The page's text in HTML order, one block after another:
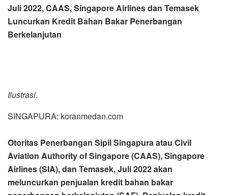
Juli 2022, CAAS, Singapore Airlines dan Temasek
Luncurkan Kredit Bahan Bakar Penerbangan
Berkelanjutan
Ilustrasi.
SINGAPURA: koranmedan.com
Otoritas Penerbangan Sipil Singapura atau Civil
Aviation Authority of Singapore (CAAS), Singapore
Airlines (SIA), dan Temasek, Juli 2022 akan
meluncurkan penjualan kredit bahan bakar